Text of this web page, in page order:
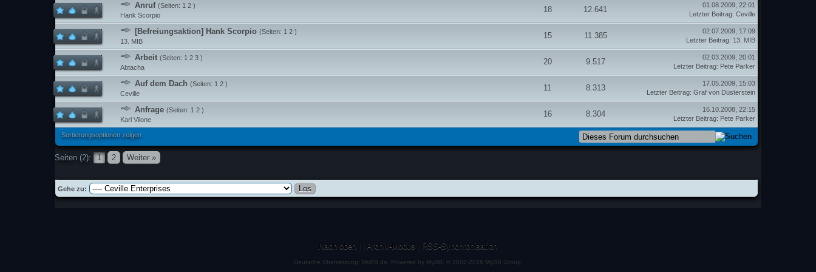
Anruf (Seiten: 1 2 )
Hank Scorpio
18 12.641
01.08.2009, 22:01
Letzter Beitrag: Ceville
[Befreiungsaktion] Hank Scorpio (Seiten: 1 2 )
13. MIB
15 11.385
02.07.2009, 17:09
Letzter Beitrag: 13. MIB
Arbeit (Seiten: 1 2 3 )
Abtacha
20 9.517
02.03.2009, 20:01
Letzter Beitrag: Pete Parker
Auf dem Dach (Seiten: 1 2 )
Ceville
11 8.313
17.05.2009, 15:03
Letzter Beitrag: Graf von Düsterstein
Anfrage (Seiten: 1 2 )
Karl Vilone
16 8.304
16.10.2008, 22:15
Letzter Beitrag: Pete Parker
Sortierungsoptionen zeigen
Seiten (2): 1 2 Weiter »
Gehe zu:
Nach oben Archiv-Modus RSS-Synchronisation
Deutsche Übersetzung: MyBB.de , Powered by MyBB , © 2002-2026 MyBB Group